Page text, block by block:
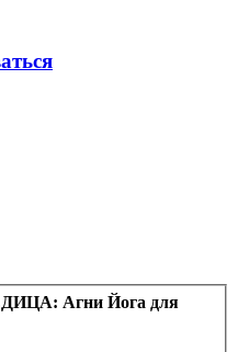
Агни Йога для